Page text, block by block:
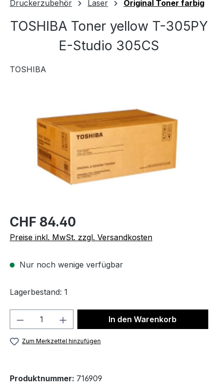
Druckerzubehör Laser Original Toner farbig
TOSHIBA Toner yellow T-305PY
E-Studio 305CS
TOSHIBA
CHF 84.40
Preise inkl. MwSt. zzgl. Versandkosten
Nur noch wenige verfügbar
Lagerbestand: 1
Produkt Anzahl: Gib denIn den Warenkorb
Zum Merkzettel hinzufügen
Produktnummer: 716909